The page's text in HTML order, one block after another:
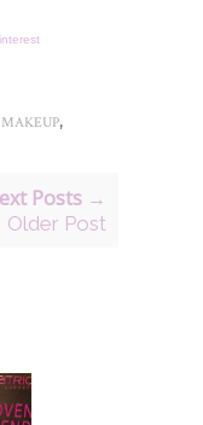
MAKEUP,
Posts →
Older Post